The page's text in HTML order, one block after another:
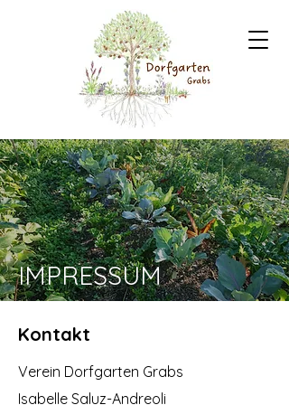
IMPRESSUM
Kontakt
Verein Dorfgarten Grabs
Isabelle Saluz-Andreoli